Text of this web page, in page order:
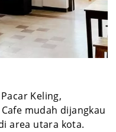
Keling,
mudah dijangkau
area utara kota.